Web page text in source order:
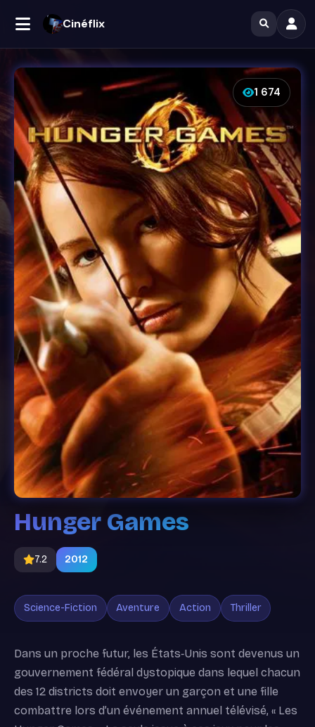
Cinéflix
1 674
Hunger Games
7.2 2012
Science-Fiction Aventure Action Thriller
Dans un proche futur, les États‐Unis sont devenus un
gouvernement fédéral dystopique dans lequel chacun
des 12 districts doit envoyer un garçon et une fille
combattre lors d’un événement annuel télévisé, « Les